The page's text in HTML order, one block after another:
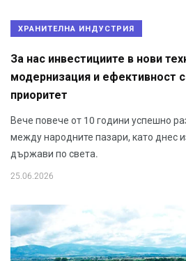
ХРАНИТЕЛНА ИНДУСТРИЯ
За нас инвестициите в нови
модернизация и ефективност
приоритет
Вече повече от 10 години успешно
между народните пазари, като днес
държави по света.
25.06.2026